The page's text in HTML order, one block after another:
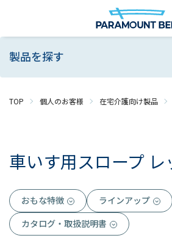
製品を探す
TOP 個人のお客様 在宅介護向け製品
車いす用スロープ レ
おもな特徴
ラインアップ
カタログ・取扱説明書